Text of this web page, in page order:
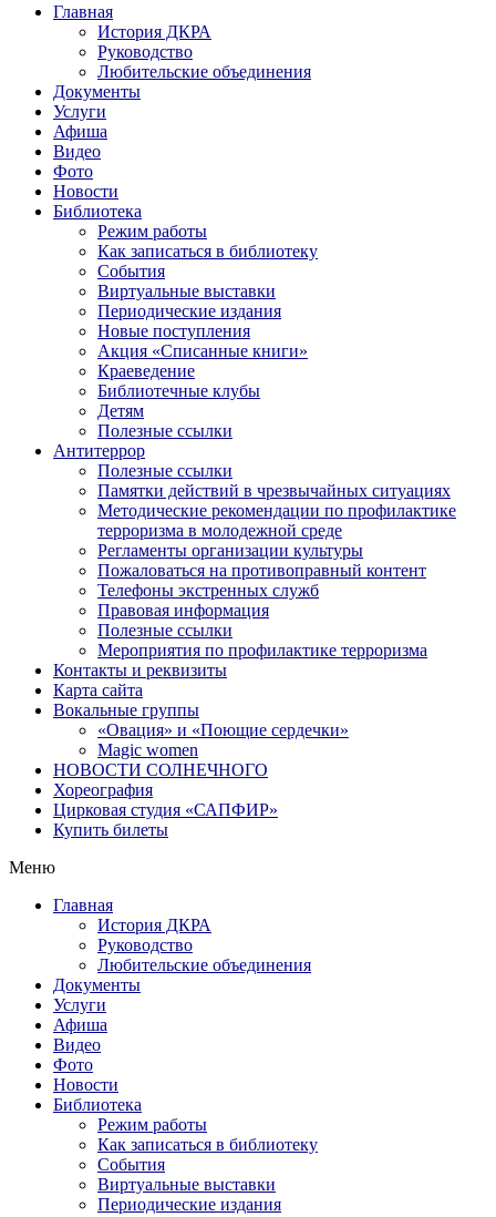
Главная
История ДКРА
Руководство
Любительские объединения
Документы
Услуги
Афиша
Видео
Фото
Новости
Библиотека
Режим работы
Как записаться в библиотеку
События
Виртуальные выставки
Периодические издания
Новые поступления
Акция «Списанные книги»
Краеведение
Библиотечные клубы
Детям
Полезные ссылки
Антитеррор
Полезные ссылки
Памятки действий в чрезвычайных ситуациях
Методические рекомендации по профилактике
терроризма в молодежной среде
Регламенты организации культуры
Пожаловаться на противоправный контент
Телефоны экстренных служб
Правовая информация
Полезные ссылки
Мероприятия по профилактике терроризма
Контакты и реквизиты
Карта сайта
Вокальные группы
«Овация» и «Поющие сердечки»
Magic women
НОВОСТИ СОЛНЕЧНОГО
Хореография
Цирковая студия «САПФИР»
Купить билеты
Меню
Главная
История ДКРА
Руководство
Любительские объединения
Документы
Услуги
Афиша
Видео
Фото
Новости
Библиотека
Режим работы
Как записаться в библиотеку
События
Виртуальные выставки
Периодические издания